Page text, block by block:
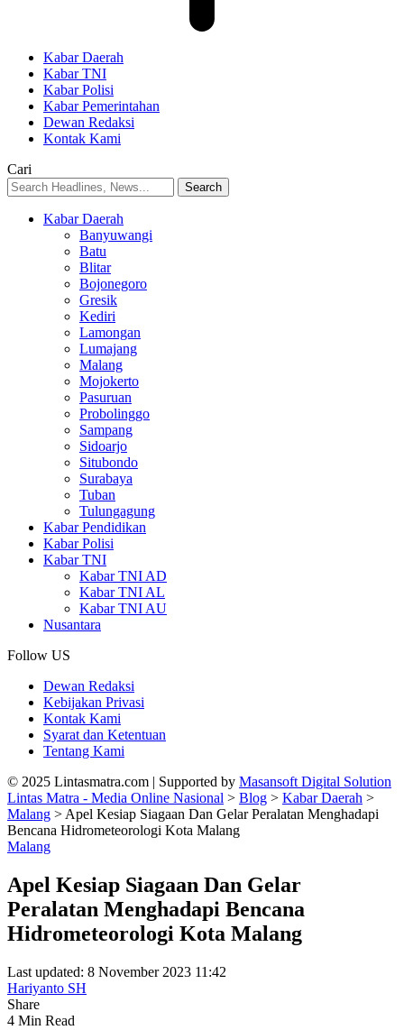
Kabar Daerah
Kabar TNI
Kabar Polisi
Kabar Pemerintahan
Dewan Redaksi
Kontak Kami
Cari
Kabar Daerah
Banyuwangi
Batu
Blitar
Bojonegoro
Gresik
Kediri
Lamongan
Lumajang
Malang
Mojokerto
Pasuruan
Probolinggo
Sampang
Sidoarjo
Situbondo
Surabaya
Tuban
Tulungagung
Kabar Pendidikan
Kabar Polisi
Kabar TNI
Kabar TNI AD
Kabar TNI AL
Kabar TNI AU
Nusantara
Follow US
Dewan Redaksi
Kebijakan Privasi
Kontak Kami
Syarat dan Ketentuan
Tentang Kami
© 2025 Lintasmatra.com | Supported by Masansoft Digital Solution
Lintas Matra - Media Online Nasional > Blog > Kabar Daerah >
Malang > Apel Kesiap Siagaan Dan Gelar Peralatan Menghadapi
Bencana Hidrometeorologi Kota Malang
Malang
Apel Kesiap Siagaan Dan Gelar
Peralatan Menghadapi Bencana
Hidrometeorologi Kota Malang
Last updated: 8 November 2023 11:42
Hariyanto SH
Share
4 Min Read